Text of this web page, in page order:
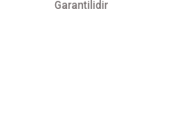
Garantilidir